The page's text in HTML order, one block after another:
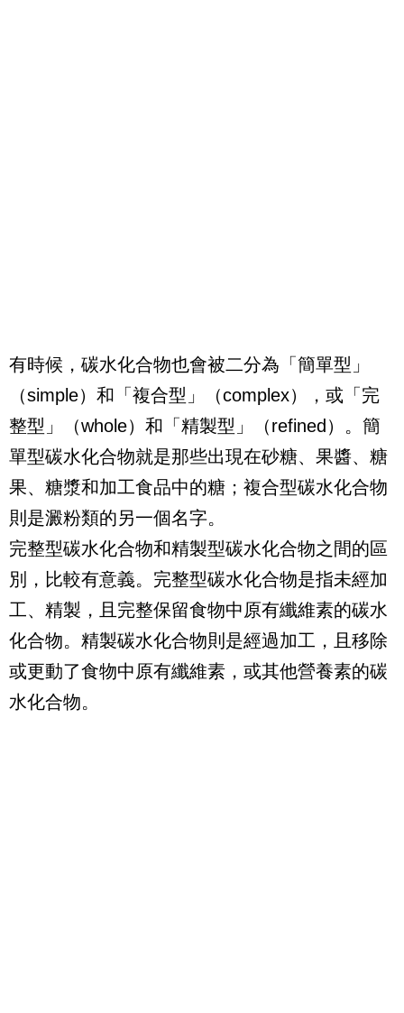
有時候，碳水化合物也會被二分為「簡單型」
（simple）和「複合型」（complex），或「完
整型」（whole）和「精製型」（refined ）。簡
單型碳水化合物就是那些出現在砂糖、果醬、糖
果、糖漿和加工食品中的糖；複合型碳水化合物
則是澱粉類的另一個名字。
完整型碳水化合物和精製型碳水化合物之間的區
別，比較有意義。完整型碳水化合物是指未經加
工、精製，且完整保留食物中原有纖維素的碳水
化合物。精製碳水化合物則是經過加工，且移除
或更動了食物中原有纖維素，或其他營養素的碳
水化合物。